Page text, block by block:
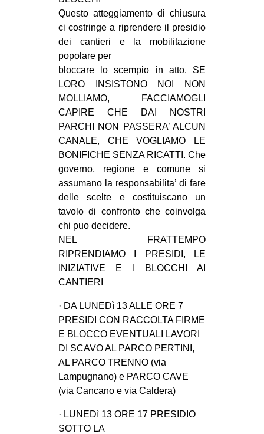
Questo atteggiamento di chiusura
ci costringe a riprendere il presidio
dei cantieri e la mobilitazione
popolare per
bloccare lo scempio in atto. SE
LORO INSISTONO NOI NON
MOLLIAMO, FACCIAMOGLI
CAPIRE CHE DAI NOSTRI
PARCHI NON PASSERA’ ALCUN
CANALE, CHE VOGLIAMO LE
BONIFICHE SENZA RICATTI. Che
governo, regione e comune si
assumano la responsabilita’ di fare
delle scelte e costituiscano un
tavolo di confronto che coinvolga
chi puo decidere.
NEL FRATTEMPO
RIPRENDIAMO I PRESIDI, LE
INIZIATIVE E I BLOCCHI AI
CANTIERI
· DA LUNEDì 13 ALLE ORE 7
PRESIDI CON RACCOLTA FIRME
E BLOCCO EVENTUALI LAVORI
DI SCAVO AL PARCO PERTINI,
AL PARCO TRENNO (via
Lampugnano) e PARCO CAVE
(via Cancano e via Caldera)
· LUNEDì 13 ORE 17 PRESIDIO
SOTTO LA